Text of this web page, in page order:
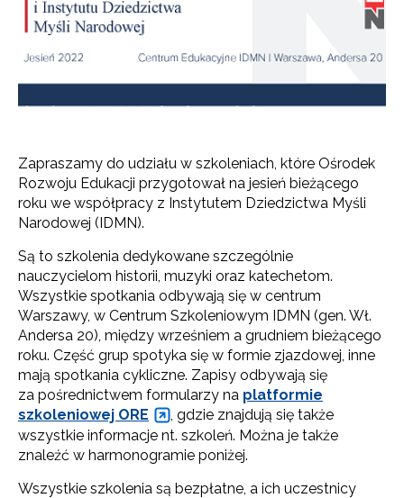
Zapraszamy do udziału w szkoleniach, które Ośrodek
Rozwoju Edukacji przygotował na jesień bieżącego
roku we współpracy z Instytutem Dziedzictwa Myśli
Narodowej (IDMN).
Są to szkolenia dedykowane szczególnie
nauczycielom historii, muzyki oraz katechetom.
Wszystkie spotkania odbywają się w centrum
Warszawy, w Centrum Szkoleniowym IDMN (gen. Wł.
Andersa 20), między wrześniem a grudniem bieżącego
roku. Część grup spotyka się w formie zjazdowej, inne
mają spotkania cykliczne. Zapisy odbywają się
za pośrednictwem formularzy na platformie
szkoleniowej ORE
, gdzie znajdują się także
wszystkie informacje nt. szkoleń. Można je także
znaleźć w harmonogramie poniżej.
Wszystkie szkolenia są bezpłatne, a ich uczestnicy